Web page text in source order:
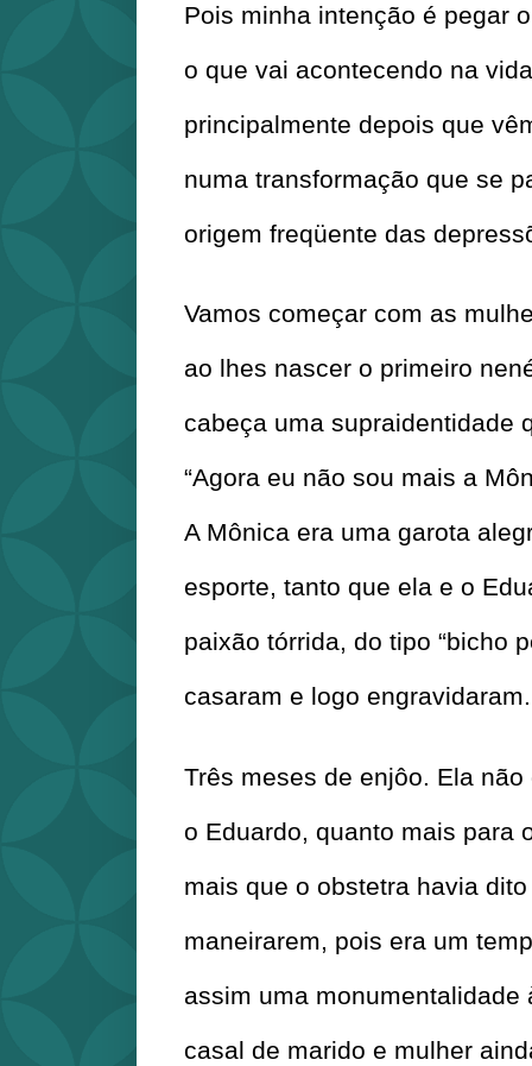
Pois minha intenção é pegar
o que vai acontecendo na
principalmente depois que
numa transformação que se
origem freqüente das
Vamos começar com as
ao lhes nascer o primeiro
cabeça uma supraidentidade
“Agora eu não sou mais a
A Mônica era uma garota
esporte, tanto que ela e o
paixão tórrida, do tipo “bicho
casaram e logo engravidaram.
Três meses de enjôo. Ela
o Eduardo, quanto mais para
mais que o obstetra havia
maneirarem, pois era um
assim uma monumentalidade
casal de marido e mulher